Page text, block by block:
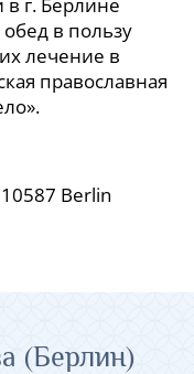
в пользу
лечение в
православная
Berlin
(Берлин)